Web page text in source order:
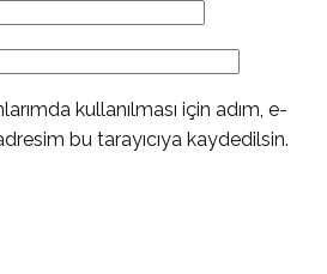
kullanılması için adım, e-
bu tarayıcıya kaydedilsin.